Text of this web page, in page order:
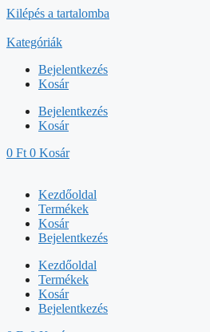
Kilépés a tartalomba
Kategóriák
Bejelentkezés
Kosár
Bejelentkezés
Kosár
0 Ft 0 Kosár
Kezdőoldal
Termékek
Kosár
Bejelentkezés
Kezdőoldal
Termékek
Kosár
Bejelentkezés